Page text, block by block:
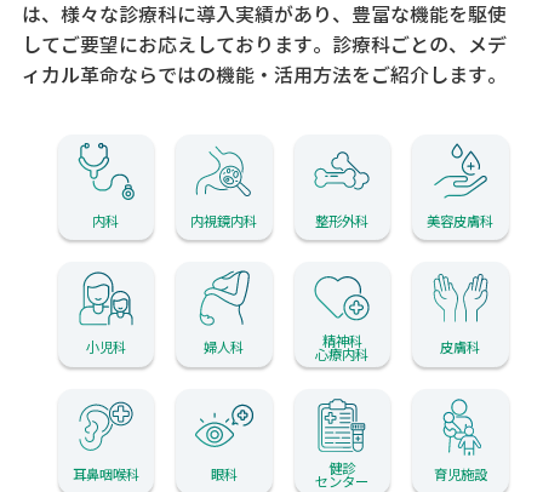
は、様々な診療科に導入実績があり、 豊富な機能を駆使
してご要望にお応えしております。 診療科ごとの、メデ
ィカル革命ならではの機能・活用方法をご紹介します。
内科 内視鏡内科 整形外科 美容皮膚科
小児科 婦人科 精神科
心療内科 皮膚科
耳鼻咽喉科 眼科 健診
センター 育児施設